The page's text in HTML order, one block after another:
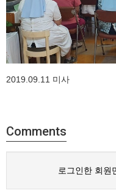
2019.09.11 미사
Comments
로그인한 회원